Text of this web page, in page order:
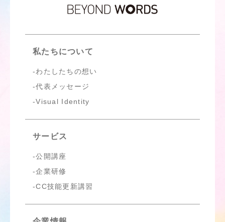
私たちについて
わたしたちの想い
代表メッセージ
Visual Identity
サービス
公開講座
企業研修
CC技能更新講習